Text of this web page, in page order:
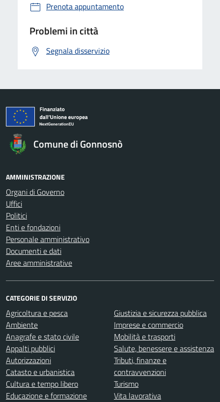
Prenota appuntamento
Problemi in città
Segnala disservizio
Comune di Gonnosnò
AMMINISTRAZIONE
Organi di Governo
Uffici
Politici
Enti e fondazioni
Personale amministrativo
Documenti e dati
Aree amministrative
CATEGORIE DI SERVIZIO
Agricoltura e pesca
Ambiente
Anagrafe e stato civile
Appalti pubblici
Autorizzazioni
Catasto e urbanistica
Cultura e tempo libero
Educazione e formazione
Giustizia e sicurezza pubblica
Imprese e commercio
Mobilità e trasporti
Salute, benessere e assistenza
Tributi, finanze e
contravvenzioni
Turismo
Vita lavorativa